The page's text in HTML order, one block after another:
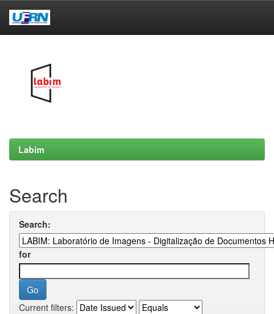
Labim
Search
Search:
for
Current filters: